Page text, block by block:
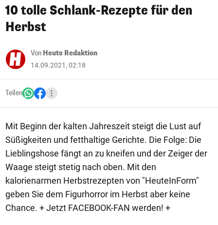
10 tolle Schlank-Rezepte für den
Herbst
Von Heute Redaktion
14.09.2021, 02:18
Teilen
Mit Beginn der kalten Jahreszeit steigt die Lust auf
Süßigkeiten und fetthaltige Gerichte. Die Folge: Die
Lieblingshose fängt an zu kneifen und der Zeiger der
Waage steigt stetig nach oben. Mit den
kalorienarmen Herbstrezepten von "HeuteInForm"
geben Sie dem Figurhorror im Herbst aber keine
Chance. + Jetzt FACEBOOK-FAN werden! +